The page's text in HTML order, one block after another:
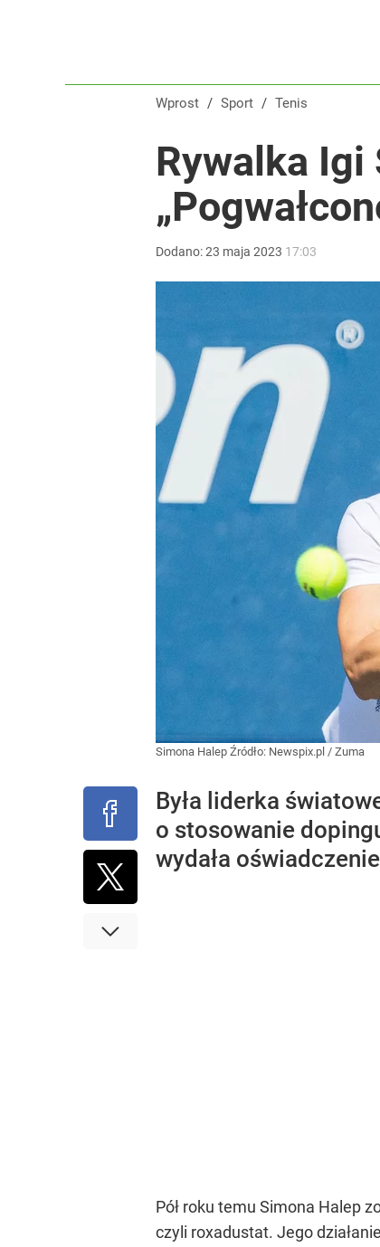
Wprost / Sport / Tenis
Rywalka Igi
Dodano:23 maja 2023 17:03
Simona Halep Źródło: Newspix.pl / Zuma
Była liderka
o stosowanie
wydała
Pół roku temu Simona Halep
czyli roxadustat. Jego